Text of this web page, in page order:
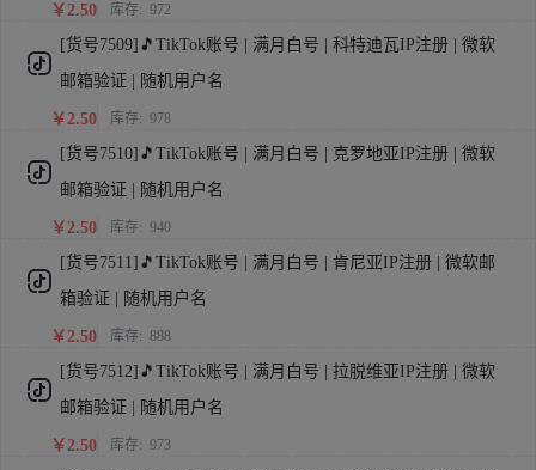
￥2.50 库存: 972
[货号7509]🎵TikTok账号 | 满月白号 | 科特迪瓦IP注册 | 微软
邮箱验证 | 随机用户名
￥2.50 库存: 978
[货号7510]🎵TikTok账号 | 满月白号 | 克罗地亚IP注册 | 微软
邮箱验证 | 随机用户名
￥2.50 库存: 940
[货号7511]🎵TikTok账号 | 满月白号 | 肯尼亚IP注册 | 微软邮
箱验证 | 随机用户名
￥2.50 库存: 888
[货号7512]🎵TikTok账号 | 满月白号 | 拉脱维亚IP注册 | 微软
邮箱验证 | 随机用户名
￥2.50 库存: 973